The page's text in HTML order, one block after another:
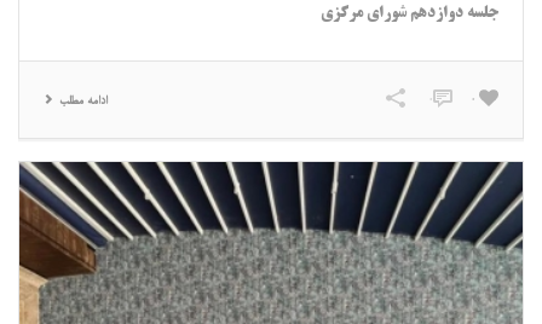
جلسه دوازدهم شورای مرکزی
ادامه مطلب 0
0